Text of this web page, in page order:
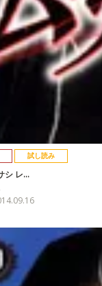
試し読み
シ レ…